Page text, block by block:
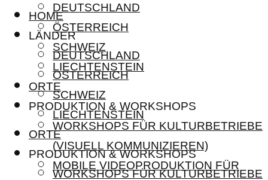
DEUTSCHLAND
ÖSTERREICH
SCHWEIZ
LIECHTENSTEIN
ORTE
PRODUKTION & WORKSHOPS
WORKSHOPS FÜR KULTURBETRIEBE
(VISUELL KOMMUNIZIEREN)
MOBILE VIDEOPRODUKTION FÜR
HOME
LÄNDER
DEUTSCHLAND
ÖSTERREICH
SCHWEIZ
LIECHTENSTEIN
ORTE
PRODUKTION & WORKSHOPS
WORKSHOPS FÜR KULTURBETRIEBE